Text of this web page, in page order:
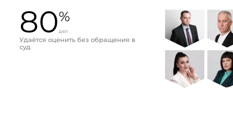
80%
дел
Удаётся оценить без обращения в
суд